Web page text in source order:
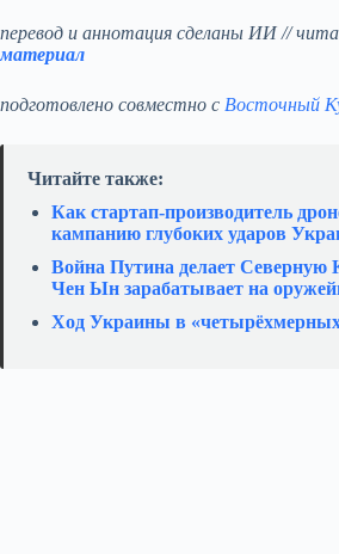
перевод и аннотация сделаны ИИ //
материал
подготовлено совместно с Восточный
Читайте также:
Как стартап‑производитель
кампанию глубоких ударов
Война Путина делает Северную
Чен Ын зарабатывает на
Ход Украины в